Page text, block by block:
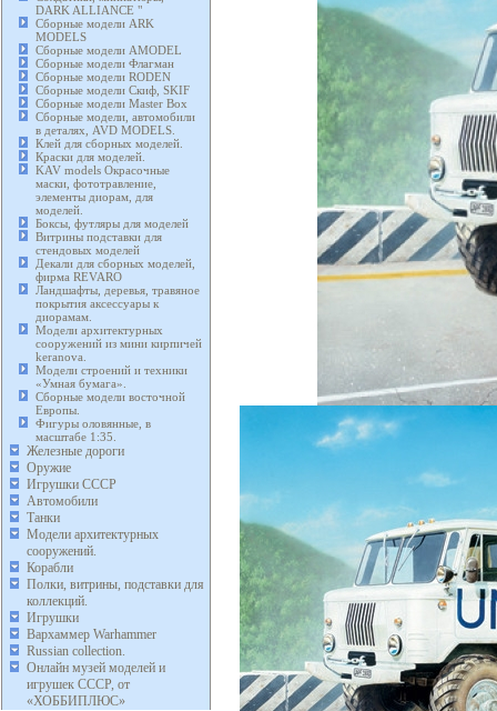
DARK ALLIANCE "
Сборные модели ARK
MODELS
Сборные модели AMODEL
Сборные модели Флагман
Сборные модели RODEN
Сборные модели Скиф, SKIF
Сборные модели Master Box
Сборные модели, автомобили
в деталях, AVD MODELS.
Клей для сборных моделей.
Краски для моделей.
KAV models Окрасочные
маски, фототравление,
элементы диорам, для
моделей.
Боксы, футляры для моделей
Витрины подставки для
стендовых моделей
Декали для сборных моделей,
фирма REVARO
Ландшафты, деревья, травяное
покрытия аксессуары к
диорамам.
Модели архитектурных
сооружений из мини кирпичей
keranova.
Модели строений и техники
«Умная бумага».
Сборные модели восточной
Европы.
Фигуры оловянные, в
масштабе 1:35.
Железные дороги
Оружие
Игрушки СССР
Автомобили
Танки
Модели архитектурных
сооружений.
Корабли
Полки, витрины, подставки для
коллекций.
Игрушки
Вархаммер Warhammer
Russian collection.
Онлайн музей моделей и
игрушек СССР, от
«ХОББИПЛЮС»